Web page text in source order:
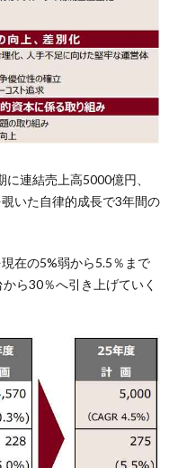
連結売上高5000億円、
いた自律的成長で3年間の
在の5%弱から5.5％まで
ら30％へ引き上げていく